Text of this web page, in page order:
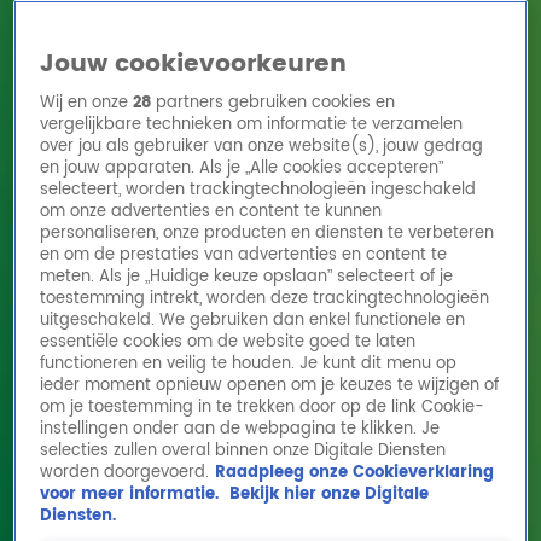
HomeActiesRadioshows DJ'sRadio 10 zendersHitlijsten
Radio luisteren
Volg Radio 10
Zoeken
HomeOnline Radio LuisterenActiesShowsAlle zenders
Hierom stopte Peter Lusse met populaire
sitcom Vrienden voor het Leven
16 juni 2025, 11:38
Jouw cookievoorkeuren
Wij en onze28 partners gebruiken cookies en
vergelijkbare technieken om informatie te verzamelen
over jou als gebruiker van onze website(s), jouw gedrag
en jouw apparaten. Als je „Alle cookies accepteren”
selecteert, worden trackingtechnologieën ingeschakeld
om onze advertenties en content te kunnen
personaliseren, onze producten en diensten te verbeteren
en om de prestaties van advertenties en content te
meten. Als je „Huidige keuze opslaan” selecteert of je
toestemming intrekt, worden deze trackingtechnologieën
uitgeschakeld. We gebruiken dan enkel functionele en
essentiële cookies om de website goed te laten
functioneren en veilig te houden. Je kunt dit menu op
ieder moment opnieuw openen om je keuzes te wijzigen of
om je toestemming in te trekken door op de link Cookie-
instellingen onder aan de webpagina te klikken. Je
selecties zullen overal binnen onze Digitale Diensten
worden doorgevoerd. Raadpleeg onze Cookieverklaring
voor meer informatie. Bekijk hier onze Digitale
Diensten.